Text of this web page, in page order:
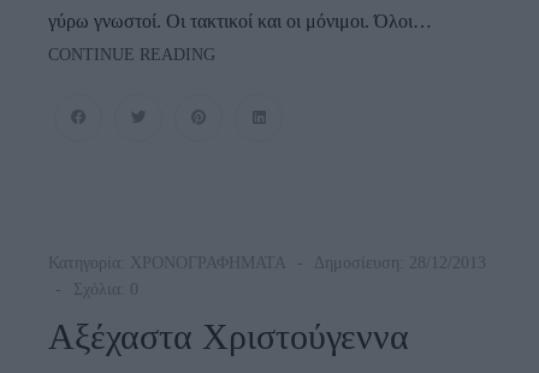
γύρω γνωστοί. Οι τακτικοί και οι μόνιμοι. Όλοι…
CONTINUE READING
Κατηγορία: ΧΡΟΝΟΓΡΑΦΗΜΑΤΑ
Δημοσίευση: 28/12/2013
Σχόλια: 0
Αξέχαστα Χριστούγεννα